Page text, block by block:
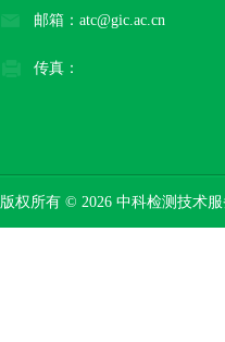
邮箱：atc@gic.ac.cn
传真：
版权所有 © 2026 中科检测技术